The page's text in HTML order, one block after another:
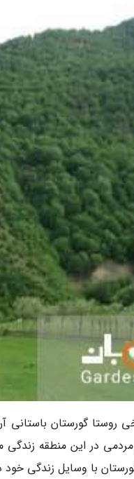
روستا گورستان
مردمی در این منطقه
با وسایل زندگی